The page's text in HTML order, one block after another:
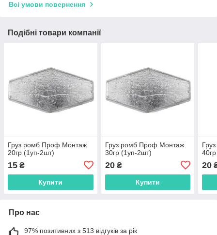
Всі умови повернення
Подібні товари компанії
Груз ромб Проф Монтаж
20гр (1уп-2шт)
15 ₴
Купити
Груз ромб Проф Монтаж
30гр (1уп-2шт)
20₴
Купити
20
Про нас
97% позитивних з 513 відгуків за рік